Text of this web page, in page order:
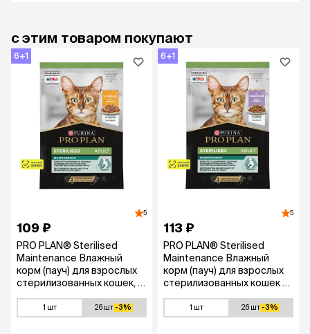
с этим товаром покупают
6+1
5
109 ₽
PRO PLAN® Sterilised
Maintenance Влажный
корм (пауч) для взрослых
стерилизованных кошек, с
1 шт 26 шт -3%
6+1
5
113 ₽
PRO PLAN® Sterilised
Maintenance Влажный
корм (пауч) для взрослых
стерилизованных кошек и
индейкой в желе, 85 гр.
1 шт 26 шт -3%